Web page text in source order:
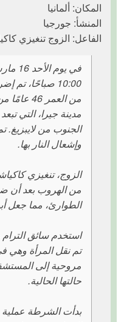
المكان: ألمانيا
المنشأ: جورجيا
الفاعل: الزوج تنغيزي
10:00 صباحًا، تم
من
الجنوب من لايبزيغ.
وإشعال النار بها.
الزوج، تنغيزي
من الهروب بعد أن
الطوارئ، مما جعل
استخدم سائق الترام
تم نقل المرأة وهي
مروحية إلى
حالتها الحالية.
بدأت الشرطة